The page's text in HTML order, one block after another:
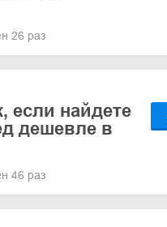
26 раз
если найдете
дешевле в
46 раз